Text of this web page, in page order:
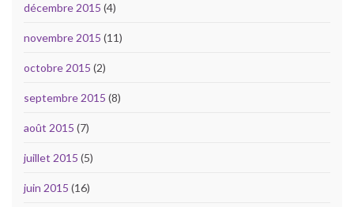
décembre 2015 (4)
novembre 2015 (11)
octobre 2015 (2)
septembre 2015 (8)
août 2015 (7)
juillet 2015 (5)
juin 2015 (16)